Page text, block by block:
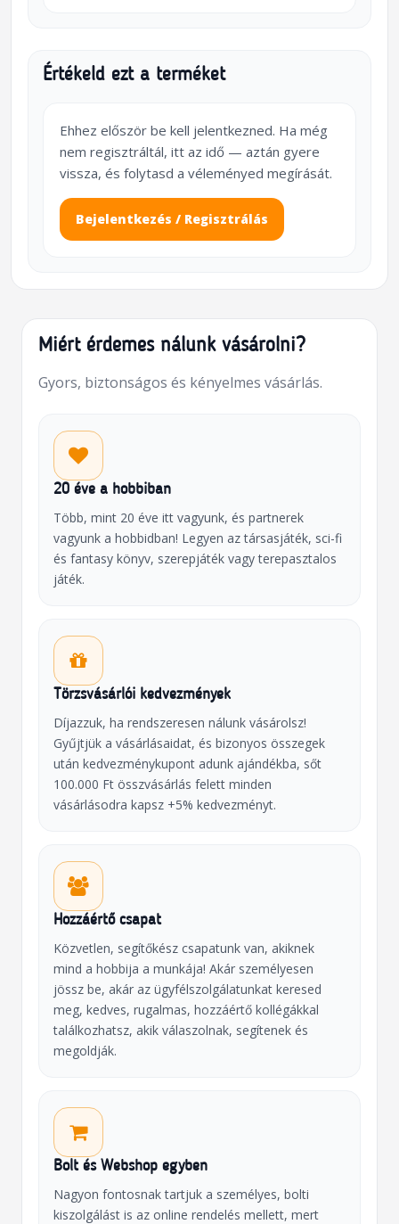
Értékeld ezt a terméket
Ehhez először be kell jelentkezned. Ha még
nem regisztráltál, itt az idő — aztán gyere
vissza, és folytasd a véleményed megírását.
Bejelentkezés / Regisztrálás
Miért érdemes nálunk vásárolni?
Gyors, biztonságos és kényelmes vásárlás.
20 éve a hobbiban
Több, mint 20 éve itt vagyunk, és partnerek
vagyunk a hobbidban! Legyen az társasjáték, sci-fi
és fantasy könyv, szerepjáték vagy terepasztalos
játék.
Törzsvásárlói kedvezmények
Díjazzuk, ha rendszeresen nálunk vásárolsz!
Gyűjtjük a vásárlásaidat, és bizonyos összegek
után kedvezménykupont adunk ajándékba, sőt
100.000 Ft összvásárlás felett minden
vásárlásodra kapsz +5% kedvezményt.
Hozzáértő csapat
Közvetlen, segítőkész csapatunk van, akiknek
mind a hobbija a munkája! Akár személyesen
jössz be, akár az ügyfélszolgálatunkat keresed
meg, kedves, rugalmas, hozzáértő kollégákkal
találkozhatsz, akik válaszolnak, segítenek és
megoldják.
Bolt és Webshop egyben
Nagyon fontosnak tartjuk a személyes, bolti
kiszolgálást is az online rendelés mellett, mert